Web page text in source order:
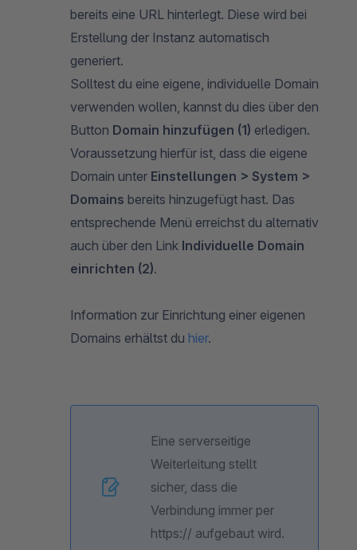
bereits eine URL hinterlegt. Diese wird bei
Erstellung der Instanz automatisch
generiert.
Solltest du eine eigene, individuelle Domain
verwenden wollen, kannst du dies über den
Button Domain hinzufügen (1) erledigen.
Voraussetzung hierfür ist, dass die eigene
Domain unter Einstellungen > System >
Domains bereits hinzugefügt hast. Das
entsprechende Menü erreichst du alternativ
auch über den Link Individuelle Domain
einrichten (2).
Information zur Einrichtung einer eigenen
Domains erhältst du hier.
Eine serverseitige
Weiterleitung stellt
sicher, dass die
Verbindung immer per
https:// aufgebaut wird.